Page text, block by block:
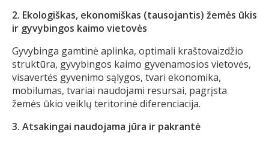
2. Ekologiškas, ekonomiškas (tausojantis) žemės ūkis
ir gyvybingos kaimo vietovės
Gyvybinga gamtinė aplinka, optimali kraštovaizdžio
struktūra, gyvybingos kaimo gyvenamosios vietovės,
visavertės gyvenimo sąlygos, tvari ekonomika,
mobilumas, tvariai naudojami resursai, pagrįsta
žemės ūkio veiklų teritorinė diferenciacija.
3. Atsakingai naudojama jūra ir pakrantė